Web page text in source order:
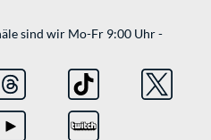
sind wir Mo-Fr 9:00 Uhr -